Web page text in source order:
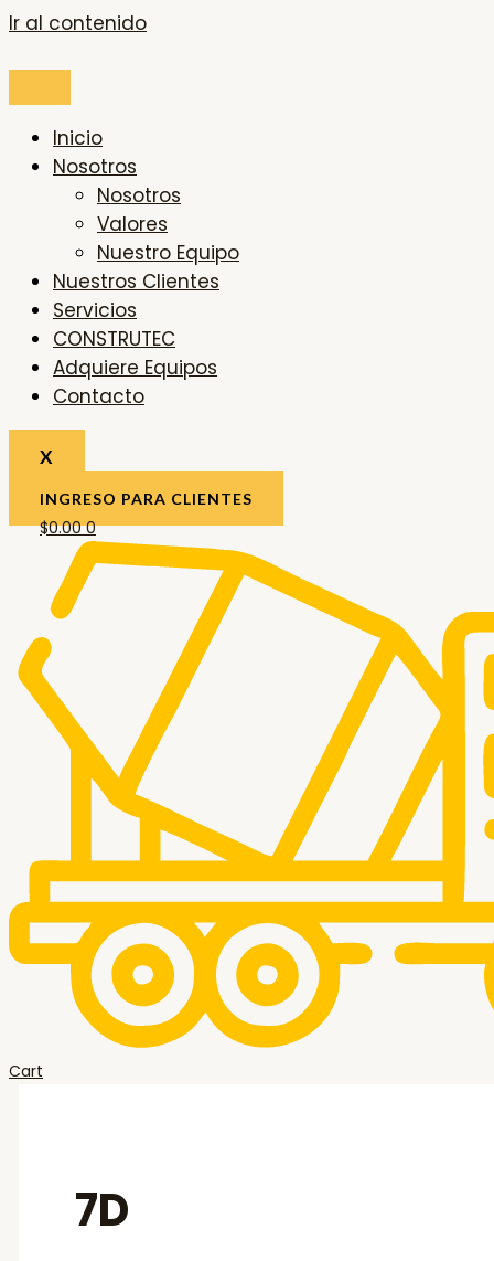
Ir al contenido
Inicio
Nosotros
Nosotros
Valores
Nuestro Equipo
Nuestros Clientes
Servicios
CONSTRUTEC
Adquiere Equipos
Contacto
X
INGRESO PARA CLIENTES
$0.00 0
Cart
7D